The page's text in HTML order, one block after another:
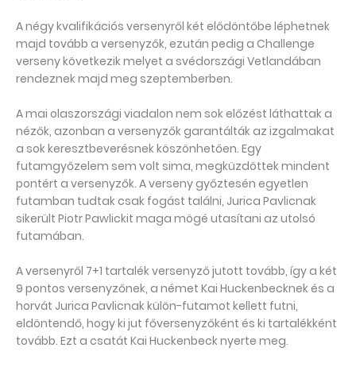
A négy kvalifikációs versenyről két elődöntőbe léphetnek
majd tovább a versenyzők, ezután pedig a Challenge
verseny következik melyet a svédországi Vetlandában
rendeznek majd meg szeptemberben.
A mai olaszországi viadalon nem sok előzést láthattak a
nézők, azonban a versenyzők garantálták az izgalmakat
a sok keresztbeverésnek köszönhetően. Egy
futamgyőzelem sem volt sima, megküzdöttek mindent
pontért a versenyzők. A verseny győztesén egyetlen
futamban tudtak csak fogást találni, Jurica Pavlicnak
sikerült Piotr Pawlickit maga mögé utasítani az utolsó
futamában.
A versenyről 7+1 tartalék versenyző jutott tovább, így a két
9 pontos versenyzőnek, a német Kai Huckenbecknek és a
horvát Jurica Pavlicnak külön-futamot kellett futni,
eldöntendő, hogy ki jut főversenyzőként és ki tartalékként
tovább. Ezt a csatát Kai Huckenbeck nyerte meg.